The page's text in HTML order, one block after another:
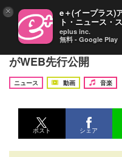
平井堅が新CMソング
がWEB先行公開
ニュース 動画
音楽
ポスト シェア
× e＋(イープラス)
ト・ニュース・
eplus inc.
無料 - Google Play